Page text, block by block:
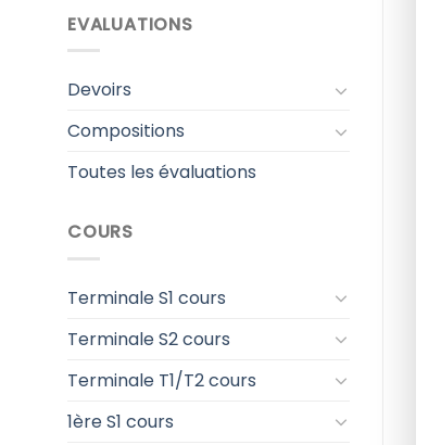
EVALUATIONS
Devoirs
Compositions
Toutes les évaluations
COURS
Terminale S1 cours
Terminale S2 cours
Terminale T1/T2 cours
1ère S1 cours